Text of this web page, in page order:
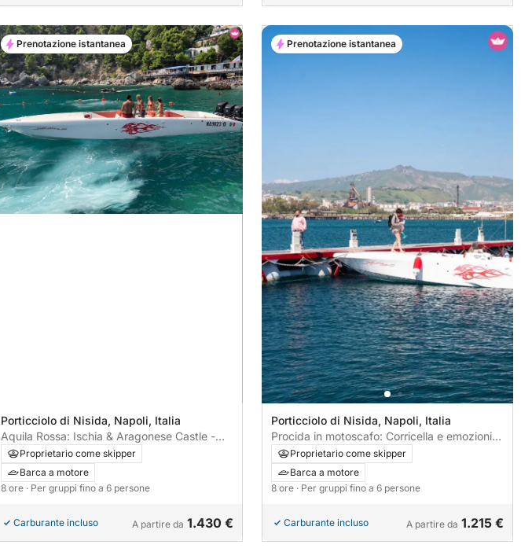
Porticciolo di Nisida, Napoli, Italia
Aquila Rossa: Ischia & Aragonese Castle -
Speed & Elegance
Proprietario come skipper
Barca a motore
8 ore · Per gruppi fino a 6 persone
Carburante incluso A partire da 1.430 €
Prenotazione istantanea
Porticciolo di Nisida, Napoli, Italia
Procida in motoscafo: Corricella e emozioni
costiere
Proprietario come skipper
Barca a motore
8 ore · Per gruppi fino a 6 persone
Carburante incluso A partire da 1.215 €
Prenotazione istantanea